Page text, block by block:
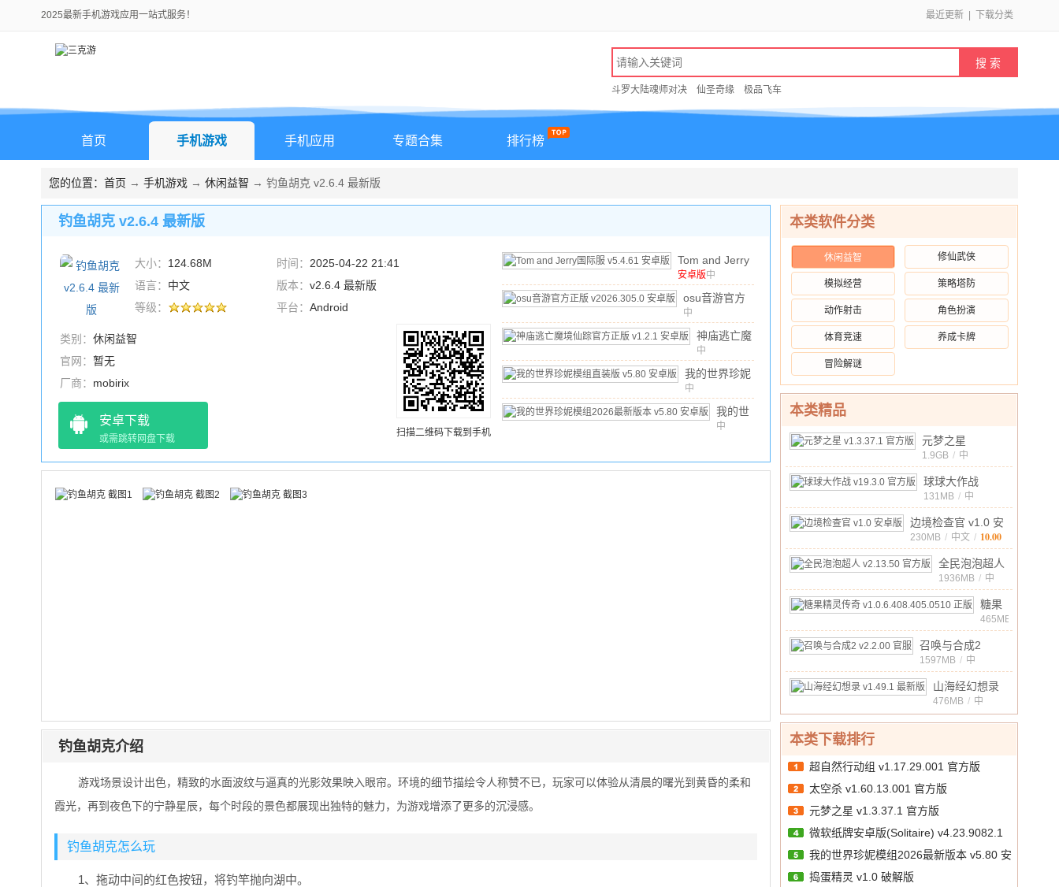
2025最新手机游戏应用一站式服务！ 最近更新 下载分类
斗罗大陆魂师对决 仙圣奇缘 极品飞车
首页 手机游戏 手机应用 专题合集 排行榜
您的位置： 首页 → 手机游戏 → 休闲益智 → 钓鱼胡克 v2.6.4 最新版
钓鱼胡克 v2.6.4 最新版
大小： 124.68M 时间： 2025-04-22 21:41
语言： 中文 版本： v2.6.4 最新版
等级：
平台： Android
类别： 休闲益智
官网： 暂无
厂商： mobirix
安卓下载
或需跳转网盘下载
Tom and Jerry
国际服
安卓版
安卓版中
文 / 1.56G / 10.00
osu音游官方
正版
v2026.305.0
安卓版
中
文 / 238.4M / 10.00
神庙逃亡魔
境仙踪官方
正版 v1.2.1
安卓版
中
文 / 70.96M /
我的世界珍妮
模组直装版
v5.80 安卓
版
中
文 / 22.92MB / 10.00
我的世
界珍妮
新版本
中
10.00
扫描二维码下载到手机
钓鱼胡克介绍
游戏场景设计出色，精致的水面波纹与逼真的光影效果映入眼帘。环境的细节描绘令人称赞不已，玩家可以体验从清晨的曙光到黄昏的柔和
霞光，再到夜色下的宁静星辰，每个时段的景色都展现出独特的魅力，为游戏增添了更多的沉浸感。
钓鱼胡克怎么玩
1、拖动中间的红色按钮，将钓竿抛向湖中。
本类软件分类
休闲益智 修仙武侠
模拟经营 策略塔防
动作射击 角色扮演
体育竞速 养成卡牌
冒险解谜
本类精品
元梦之星
v1.3.37.1 官方版
1.9GB / 中
文 / 10.00
球球大作战
v19.3.0 官方版
131MB / 中
文 / 10.00
边境检查官 v1.0 安
卓版
230MB / 中文 / 10.00
全民泡泡超人
v2.13.50 官方
版
1936MB / 中
文 / 10.00
糖果
精灵
465MB
中
召唤与合成2
v2.2.00 官服
1597MB / 中
文 / 10.00
山海经幻想录
v1.49.1 最新版
476MB / 中
文 / 10.00
本类下载排行
超自然行动组 v1.17.29.001 官方版
太空杀 v1.60.13.001 官方版
元梦之星 v1.3.37.1 官方版
微软纸牌安卓版(Solitaire) v4.23.9082.1
手机版
我的世界珍妮模组2026最新版本 v5.80 安
卓版
捣蛋精灵 v1.0 破解版